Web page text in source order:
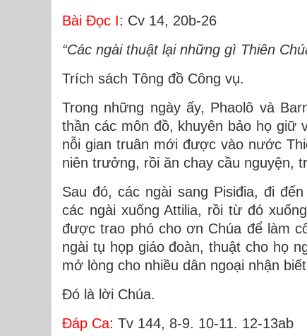
Bài Ðọc I: Cv 14, 20b-26
“Các ngài thuật lại những gì Thiên
Trích sách Tông đồ Công vụ.
Trong những ngày ấy, Phaolô và
thần các môn đồ, khuyên bảo họ giữ
nỗi gian truân mới được vào nước
niên trưởng, rồi ăn chay cầu nguyện,
Sau đó, các ngài sang Pisiđia, đi
các ngài xuống Attilia, rồi từ đó
được trao phó cho ơn Chúa để làm
ngài tụ họp giáo đoàn, thuật cho họ
mở lòng cho nhiều dân ngoại nhận
Ðó là lời Chúa.
Ðáp Ca: Tv 144, 8-9. 10-11. 12-13ab